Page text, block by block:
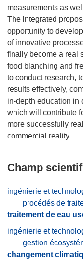
measurements as
The integrated
opportunity to
of innovative
finally become a real
food blanching and
to conduct research,
results effectively,
in-depth education in
which will contribute
more successfully
Champ
ingénierie et
procédés de
traitement de eau
ingénierie et
gestion
changement